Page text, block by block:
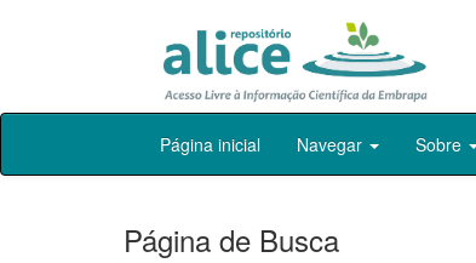
Skip
Página inicial Navegar Sobre
Página de Busca